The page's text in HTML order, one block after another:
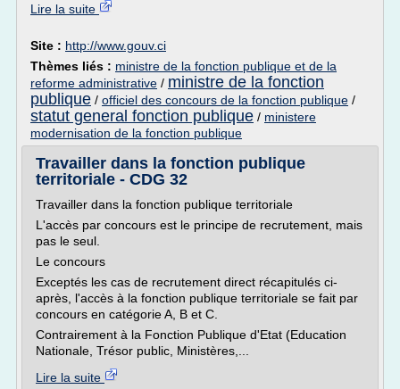
Lire la suite
Site : http://www.gouv.ci
Thèmes liés : ministre de la fonction publique et de la
reforme administrative / ministre de la fonction
publique / officiel des concours de la fonction publique /
statut general fonction publique / ministere
modernisation de la fonction publique
Travailler dans la fonction publique
territoriale - CDG 32
Travailler dans la fonction publique territoriale
L'accès par concours est le principe de recrutement, mais
pas le seul.
Le concours
Exceptés les cas de recrutement direct récapitulés ci-
après, l'accès à la fonction publique territoriale se fait par
concours en catégorie A, B et C.
Contrairement à la Fonction Publique d'Etat (Education
Nationale, Trésor public, Ministères,...
Lire la suite